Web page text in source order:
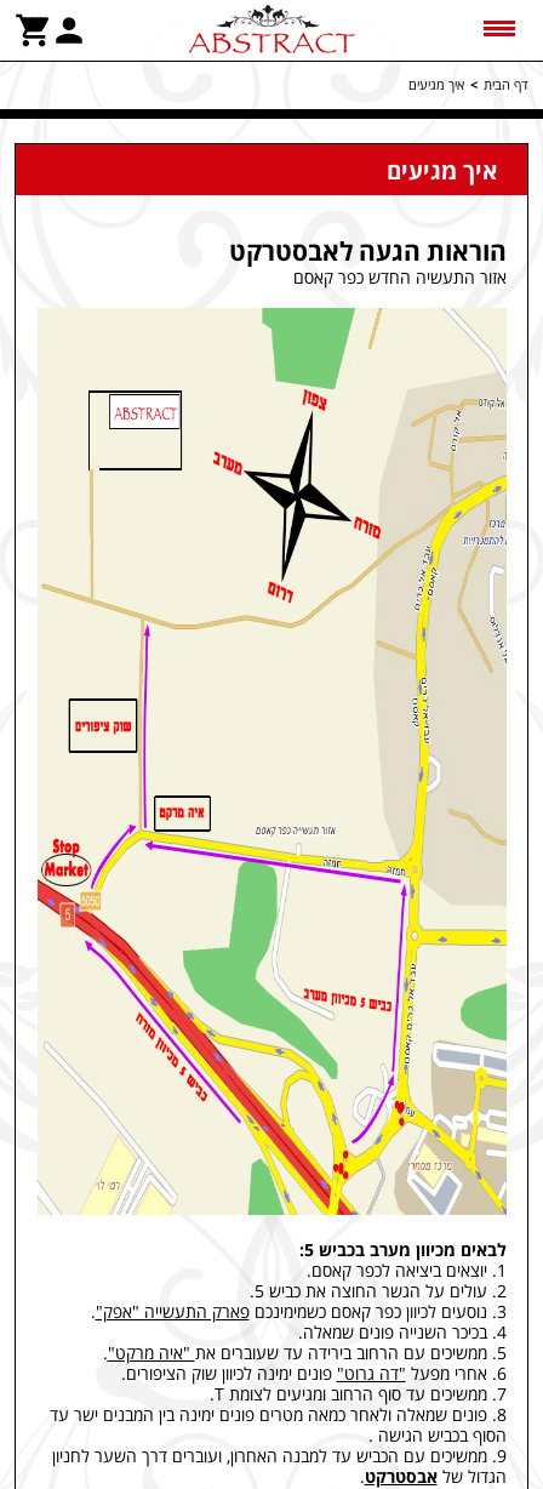
דף הבית > איך מגיעים
איך מגיעים
הוראות הגעה לאבסטרקט
אזור התעשיה החדש כפר קאסם
לבאים מכיוון מערב בכביש 5:
1. יוצאים ביציאה לכפר קאסם.
2. עולים על הגשר החוצה את כביש 5.
3. נוסעים לכיוון כפר קאסם כשמימינכם
פארק התעשייה "אפק".
4. בכיכר השנייה פונים שמאלה.
5. ממשיכים עם הרחוב בירידה עד שעוברים את
"איה מרקט".
6. אחרי מפעל
"דה גרוט" פונים ימינה לכיוון שוק הציפורים.
7. ממשיכים עד סוף הרחוב ומגיעים לצומת T.
8. פונים שמאלה ולאחר כמאה מטרים פונים ימינה בין המבנים ישר עד
הסוף בכביש הגישה .
9. ממשיכים עם הכביש עד למבנה האחרון, ועוברים דרך השער לחניון
הגדול שלאבסטרקט.